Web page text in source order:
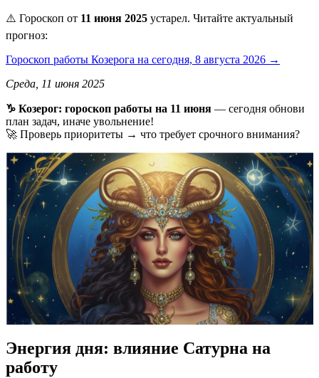
⚠️ Гороскоп от 11 июня 2025 устарел. Читайте актуальный
прогноз:
Гороскоп работы Козерога на сегодня, 8 августа 2026 →
Среда, 11 июня 2025
♑️ Козерог: гороскоп работы на 11 июня — сегодня обнови
план задач, иначе увольнение!
🚀 Проверь приоритеты → что требует срочного внимания?
Энергия дня: влияние Сатурна на
работу